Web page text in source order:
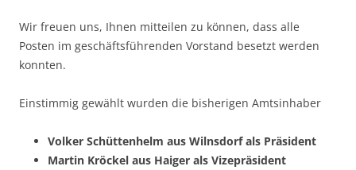
Wir freuen uns, Ihnen mitteilen zu können, dass alle
Posten im geschäftsführenden Vorstand besetzt werden
konnten.
Einstimmig gewählt wurden die bisherigen Amtsinhaber
Volker Schüttenhelm aus Wilnsdorf als Präsident
Martin Kröckel aus Haiger als Vizepräsident